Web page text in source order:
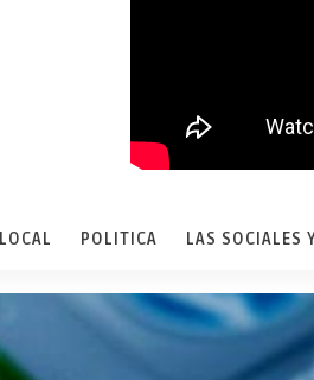
LOCAL POLITICA LAS SOCIALES